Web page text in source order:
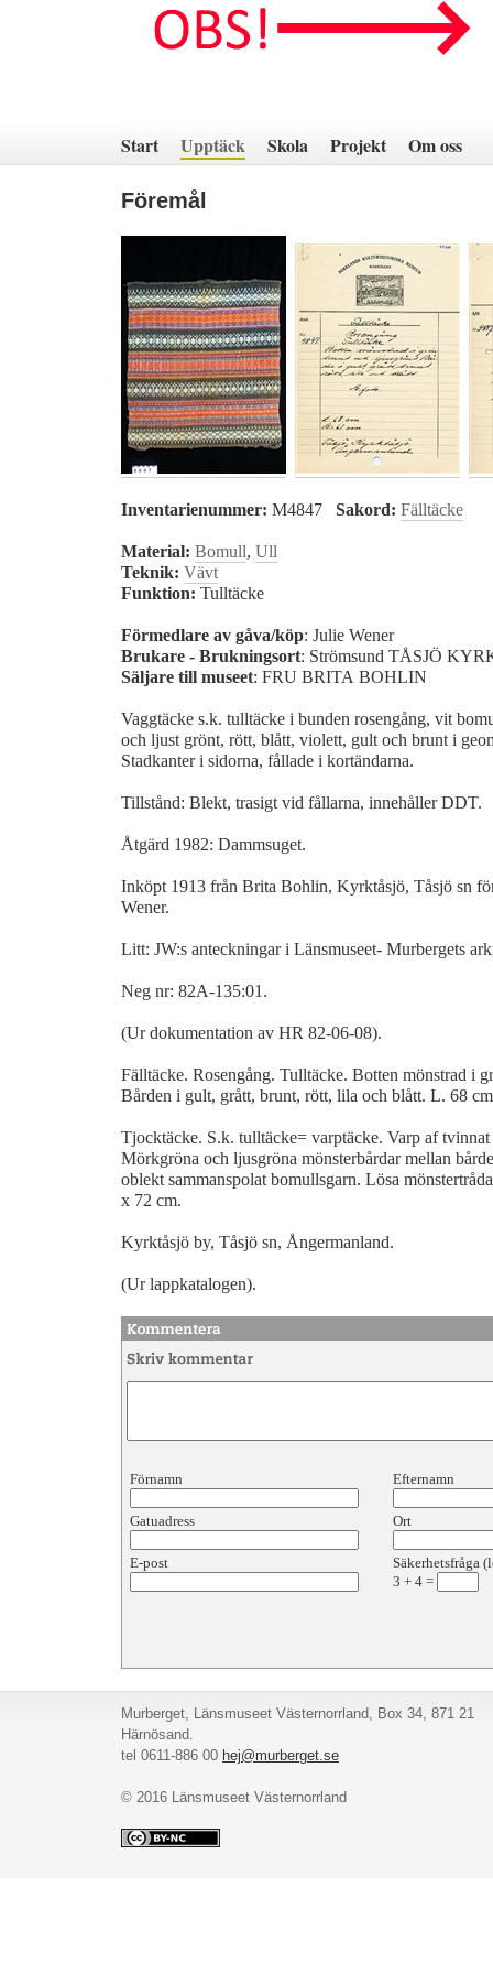
innehåll
Start Upptäck Skola Projekt Om oss
Föremål
Inventarienummer: M4847 Sakord: Fälltäcke
Material: Bomull, Ull
Teknik: Vävt
Funktion: Tulltäcke
Förmedlare av gåva/köp: Julie Wener
Brukare - Brukningsort: Strömsund TÅSJÖ
Säljare till museet: FRU BRITA BOHLIN
Vaggtäcke s.k. tulltäcke i bunden rosengång, vit
och ljust grönt, rött, blått, violett, gult och brunt i
Stadkanter i sidorna, fållade i kortändarna.
Tillstånd: Blekt, trasigt vid fållarna, innehåller DDT.
Åtgärd 1982: Dammsuget.
Inköpt 1913 från Brita Bohlin, Kyrktåsjö, Tåsjö sn
Wener.
Litt: JW:s anteckningar i Länsmuseet- Murbergets
Neg nr: 82A-135:01.
(Ur dokumentation av HR 82-06-08).
Fälltäcke. Rosengång. Tulltäcke. Botten mönstrad i
Bården i gult, grått, brunt, rött, lila och blått. L. 68
Tjocktäcke. S.k. tulltäcke= varptäcke. Varp af
Mörkgröna och ljusgröna mönsterbårdar mellan
oblekt sammanspolat bomullsgarn. Lösa
x 72 cm.
Kyrktåsjö by, Tåsjö sn, Ångermanland.
(Ur lappkatalogen).
Förnamn Efternamn
Gatuadress Ort
E-post
Säkerhetsfråga
3 + 4 =
Murberget, Länsmuseet Västernorrland, Box 34, 871 21
Härnösand.
tel 0611-886 00 hej@murberget.se
© 2016 Länsmuseet Västernorrland